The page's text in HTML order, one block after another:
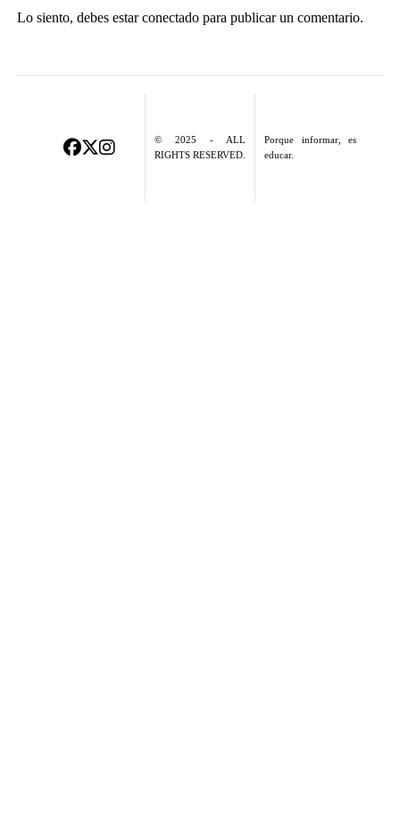
Lo siento, debes estarconectadopara publicar un comentario.
© 2025 - ALL
RIGHTS RESERVED.
Porque informar, es
educar.